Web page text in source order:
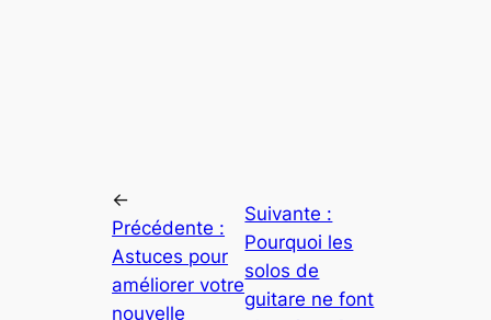
←
Précédente :
Astuces pour
améliorer votre
nouvelle
Suivante :
Pourquoi les
solos de
guitare ne font